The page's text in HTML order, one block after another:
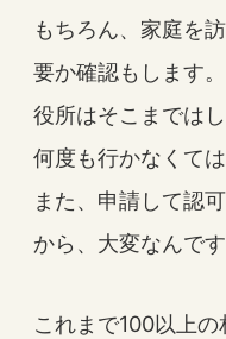
もちろん、家庭を
要か確認もします。
役所はそこまでは
何度も行かなくては
また、申請して認
から、大変なんです
これまで100以上